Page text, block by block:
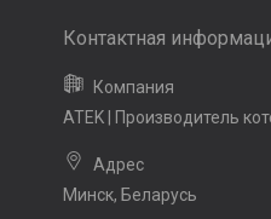
ATEK | Производитель
Минск, Беларусь